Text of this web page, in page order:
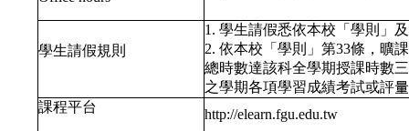
學生請假規則
1. 學生請假悉依本校「學則」
2. 依本校「學則」第33條，曠
總時數達該科全學期授課時數
之學期各項學習成績考試或評
課程平台
http://elearn.fgu.edu.tw